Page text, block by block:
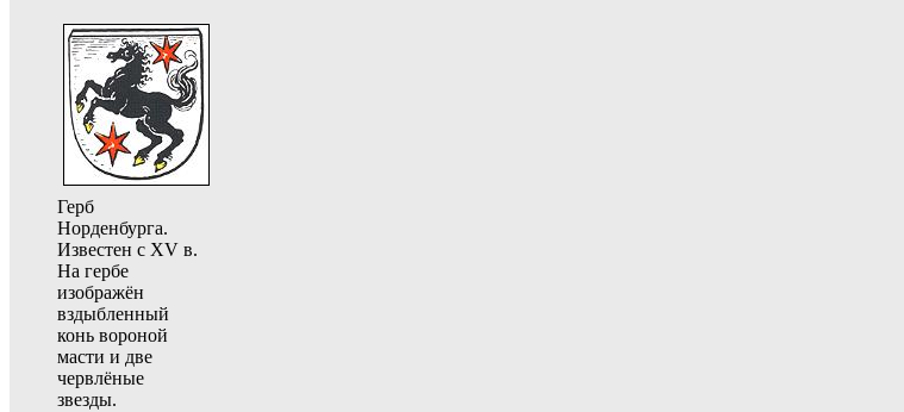
Герб
Норденбурга.
Известен с XV в.
На гербе
изображён
вздыбленный
конь вороной
масти и две
червлёные
звезды.